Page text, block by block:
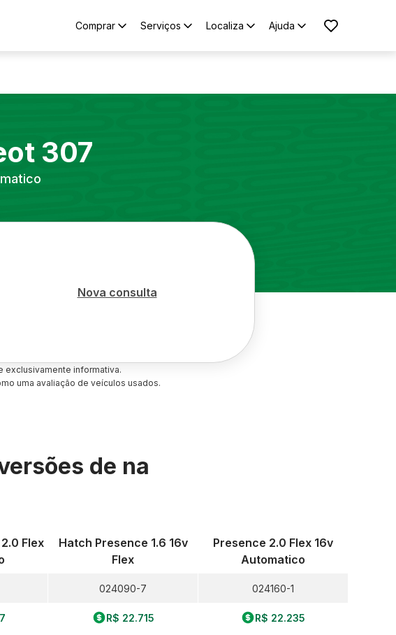
Comprar Serviços Localiza Ajuda
307
Nova consulta
exclusivamente informativa.
uma avaliação de veículos usados.
de na
Flex
Hatch Presence 1.6 16v
Flex
024090-7
R$ 22.715
Presence 2.0 Flex 16v
Automatico
024160-1
R$ 22.235